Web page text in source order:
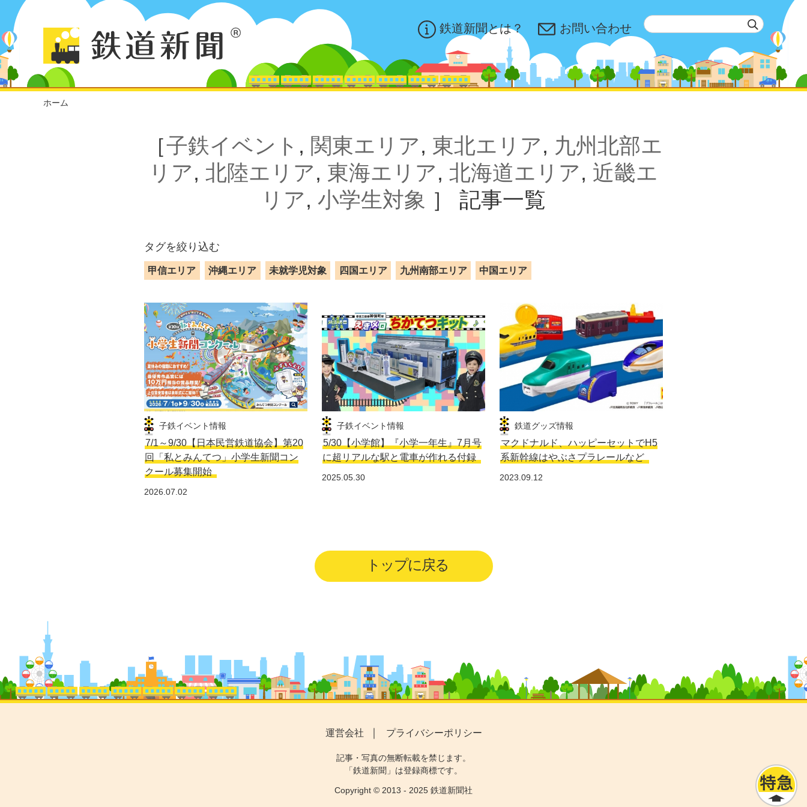
鉄道新聞とは？ お問い合わせ
ホーム
［子鉄イベント , 関東エリア, 東北エリア, 九州北部エ
リア, 北陸エリア, 東海エリア, 北海道エリア, 近畿エ
リア, 小学生対象 ］ 記事一覧
タグを絞り込む
甲信エリア 沖縄エリア 未就学児対象 四国エリア 九州南部エリア 中国エリア
子鉄イベント情報
7/1～9/30【日本民営鉄道協会】第20
回「私とみんてつ」小学生新聞コン
クール募集開始
2026.07.02
子鉄イベント情報
5/30【小学館】『小学一年生』7月号
に超リアルな駅と電車が作れる付録
2025.05.30
鉄道グッズ情報
マクドナルド、ハッピーセットでH5
系新幹線はやぶさプラレールなど
2023.09.12
トップに戻る
運営会社 プライバシーポリシー
記事・写真の無断転載を禁じます。
「鉄道新聞」は登録商標です。
Copyright © 2013 - 2025 鉄道新聞社